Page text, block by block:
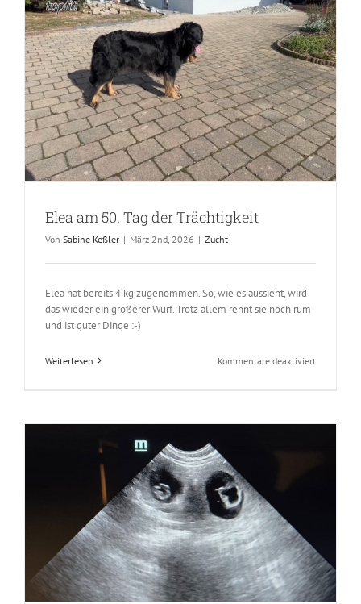
Elea am 50. Tag der Trächtigkeit
Von Sabine Keßler | März 2nd, 2026 | Zucht
Elea hat bereits 4 kg zugenommen. So, wie es aussieht, wird
das wieder ein größerer Wurf. Trotz allem rennt sie noch rum
und ist guter Dinge :-)
Weiterlesen Kommentare deaktiviertfür